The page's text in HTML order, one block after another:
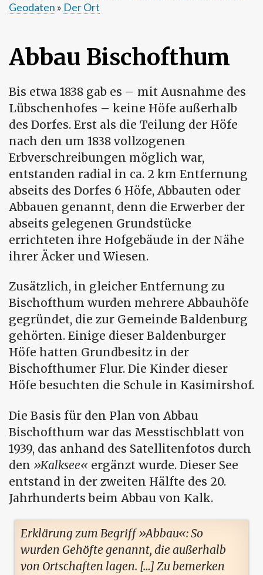
Pfadnavigation
Geodaten
Der Ort
Abbau Bischofthum
Bis etwa 1838 gab es – mit Ausnahme des
Lübschenhofes – keine Höfe außerhalb
des Dorfes. Erst als die Teilung der Höfe
nach den um 1838 vollzogenen
Erbverschreibungen möglich war,
entstanden radial in ca. 2 km Entfernung
abseits des Dorfes 6 Höfe, Abbauten oder
Abbauen genannt, denn die Erwerber der
abseits gelegenen Grundstücke
errichteten ihre Hofgebäude in der Nähe
ihrer Äcker und Wiesen.
Zusätzlich, in gleicher Entfernung zu
Bischofthum wurden mehrere Abbauhöfe
gegründet, die zur Gemeinde Baldenburg
gehörten. Einige dieser Baldenburger
Höfe hatten Grundbesitz in der
Bischofthumer Flur. Die Kinder dieser
Höfe besuchten die Schule in Kasimirshof.
Die Basis für den Plan von Abbau
Bischofthum war das Messtischblatt von
1939, das anhand des Satellitenfotos durch
den
Kalksee
ergänzt wurde. Dieser See
entstand in der zweiten Hälfte des 20.
Jahrhunderts beim Abbau von Kalk.
Erklärung zum Begriff Abbau : So
wurden Gehöfte genannt, die außerhalb
von Ortschaften lagen. […] Zu bemerken